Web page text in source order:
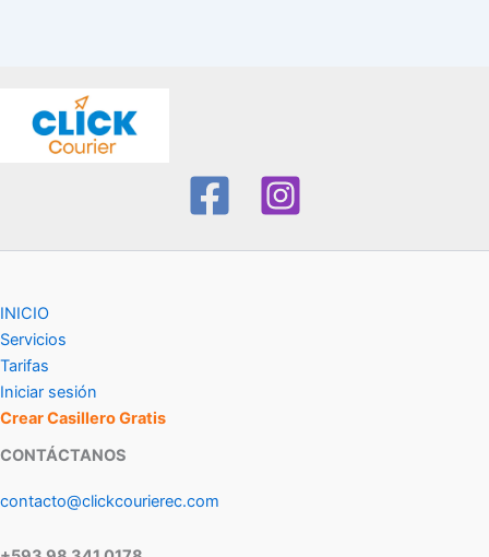
INICIO
Servicios
Tarifas
Iniciar sesión
Crear Casillero Gratis
CONTÁCTANOS
contacto@clickcourierec.com